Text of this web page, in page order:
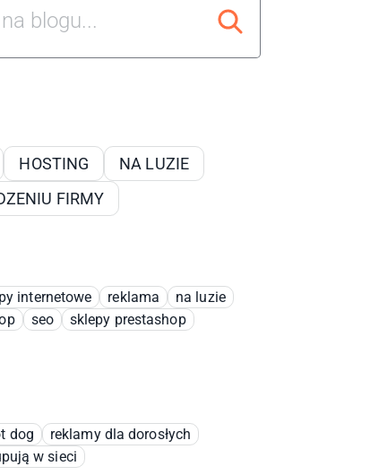
HOSTING
NA LUZIE
FIRMY
internetowe reklama
na luzie
seo
sklepy prestashop
dog
reklamy dla dorosłych
w sieci